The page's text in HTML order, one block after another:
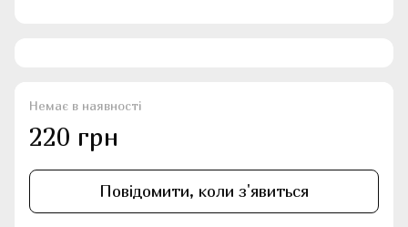
Немає в наявності
220 грн
Повідомити, коли з'явиться